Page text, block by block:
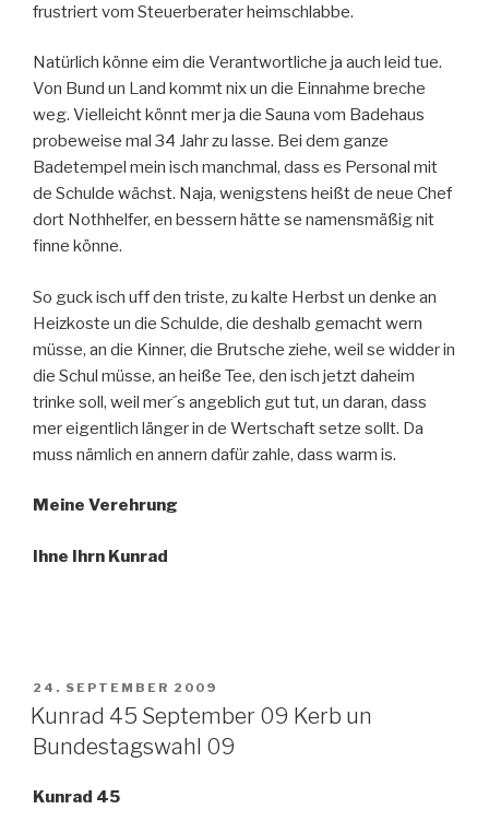
frustriert vom Steuerberater heimschlabbe.
Natürlich könne eim die Verantwortliche ja auch leid tue.
Von Bund un Land kommt nix un die Einnahme breche
weg. Vielleicht könnt mer ja die Sauna vom Badehaus
probeweise mal 34 Jahr zu lasse. Bei dem ganze
Badetempel mein isch manchmal, dass es Personal mit
de Schulde wächst. Naja, wenigstens heißt de neue Chef
dort Nothhelfer, en bessern hätte se namensmäßig nit
finne könne.
So guck isch uff den triste, zu kalte Herbst un denke an
Heizkoste un die Schulde, die deshalb gemacht wern
müsse, an die Kinner, die Brutsche ziehe, weil se widder in
die Schul müsse, an heiße Tee, den isch jetzt daheim
trinke soll, weil mer´s angeblich gut tut, un daran, dass
mer eigentlich länger in de Wertschaft setze sollt. Da
muss nämlich en annern dafür zahle, dass warm is.
Meine Verehrung
Ihne Ihrn Kunrad
VERÖFFENTLICHT
AM
24. SEPTEMBER 2009
Kunrad 45 September 09 Kerb un
Bundestagswahl 09
Kunrad 45